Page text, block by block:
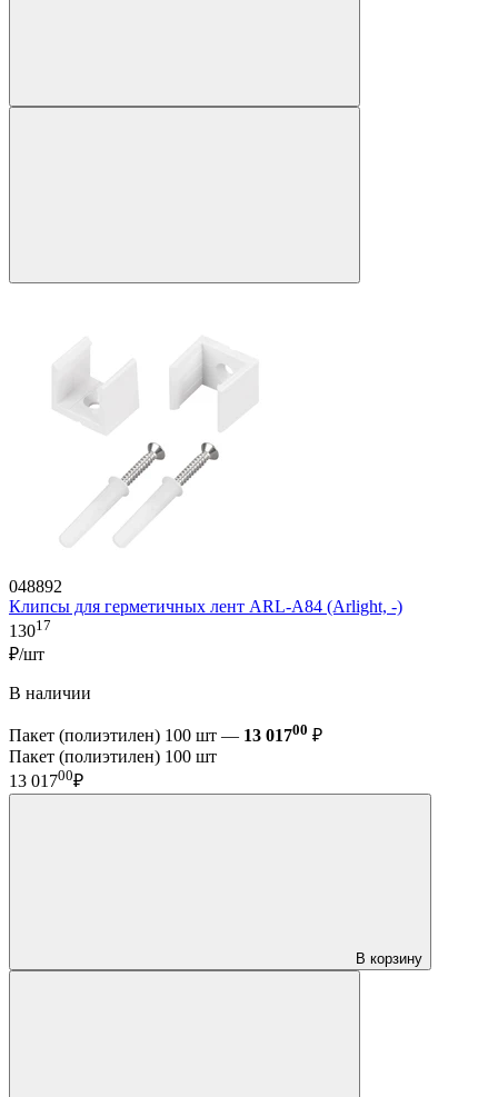
048892
Клипсы для герметичных лент ARL-A84 (Arlight, -)
13017
₽/шт
В наличии
Пакет (полиэтилен) 100 шт — 13 01700 ₽
Пакет (полиэтилен) 100 шт
13 01700₽
В корзину